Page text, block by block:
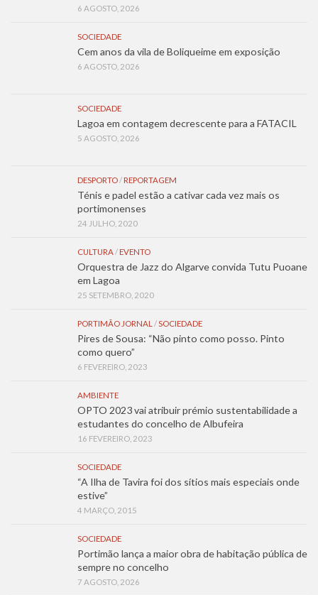
6 AGOSTO, 2026
SOCIEDADE
Cem anos da vila de Boliqueime em exposição
6 AGOSTO, 2026
SOCIEDADE
Lagoa em contagem decrescente para a FATACIL
5 AGOSTO, 2026
DESPORTO/ REPORTAGEM
Ténis e padel estão a cativar cada vez mais os
portimonenses
24 JULHO, 2020
CULTURA/ EVENTO
Orquestra de Jazz do Algarve convida Tutu Puoane
em Lagoa
25 SETEMBRO, 2020
PORTIMÃO JORNAL /SOCIEDADE
Pires de Sousa: “Não pinto como posso. Pinto
como quero”
6 FEVEREIRO, 2023
AMBIENTE
OPTO 2023 vai atribuir prémio sustentabilidade a
estudantes do concelho de Albufeira
16 FEVEREIRO, 2023
SOCIEDADE
“A Ilha de Tavira foi dos sítios mais especiais onde
estive”
4 MARÇO, 2015
SOCIEDADE
Portimão lança a maior obra de habitação pública de
sempre no concelho
7 AGOSTO, 2026